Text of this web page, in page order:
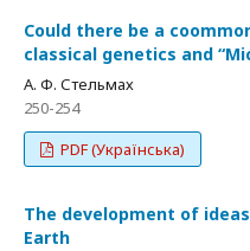
Could there be a
classical genetics and
A. Ф. Стельмах
250-254
PDF (Українська)
The development of
Earth